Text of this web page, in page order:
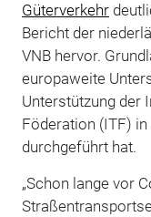
Güterverkehr
Bericht der
VNB hervor.
europaweite
Unterstützung der
Föderation (ITF)
durchgeführt hat.
„Schon lange vor